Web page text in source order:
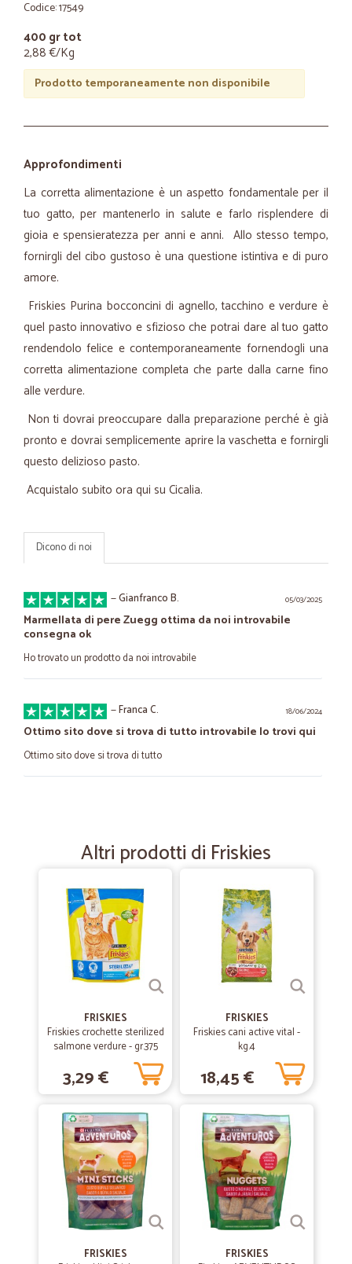
Codice: 17549
400 gr tot
2,88 €/Kg
Prodotto temporaneamente non disponibile
Approfondimenti
La corretta alimentazione è un aspetto fondamentale per il
tuo gatto, per mantenerlo in salute e farlo risplendere di
gioia e spensieratezza per anni e anni. Allo stesso tempo,
fornirgli del cibo gustoso è una questione istintiva e di puro
amore.
Friskies Purina bocconcini di agnello, tacchino e verdure è
quel pasto innovativo e sfizioso che potrai dare al tuo gatto
rendendolo felice e contemporaneamente fornendogli una
corretta alimentazione completa che parte dalla carne fino
alle verdure.
Non ti dovrai preoccupare dalla preparazione perché è già
pronto e dovrai semplicemente aprire la vaschetta e fornirgli
questo delizioso pasto.
Acquistalo subito ora qui su Cicalia.
Dicono di noi
05/03/2025
—Gianfranco B.
Marmellata di pere Zuegg ottima da noi introvabile
consegna ok
Ho trovato un prodotto da noi introvabile
18/06/2024
—Franca C.
Ottimo sito dove si trova di tutto introvabile lo trovi qui
Ottimo sito dove si trova di tutto
bene , il personale di magazzino un pò + attento. Consiglio
Danila D.
Prodotti buoni e freschi
Prodotti buoni e freschi. Imballi perfetti, consegna nei tempi previsti.
Lo consiglio
—Maurizio F.
Ottimo
26/06/2020
—Chiara M.
Tranne 1 prodotto arrivato danneggiato…
Tranne 1 prodotto arrivato danneggiato il resto ero perfetto
09/06/2020
—Maddalena S.
Veloci precisi ...
Veloci precisi ...
Altri prodotti di Friskies
FRISKIES
Friskies crochette sterilized
salmone verdure - gr.375
3,29 €
FRISKIES
Friskies cani active vital -
kg.4
18,45 €
FRISKIES
FRISKIES